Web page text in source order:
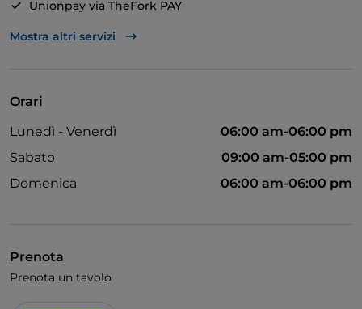
Unionpay via TheFork PAY
Visa
Mostra altri servizi
Orari
Lunedì - Venerdì
06:00 am-06:00 pm
Sabato
09:00 am-05:00 pm
Domenica
06:00 am-06:00 pm
Prenota
Prenota un tavolo